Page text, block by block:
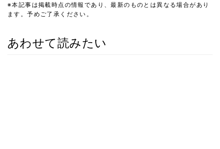
※本記事は掲載時点の情報であり、最新のものとは異なる場合があり
ます。予めご了承ください。
あわせて読みたい